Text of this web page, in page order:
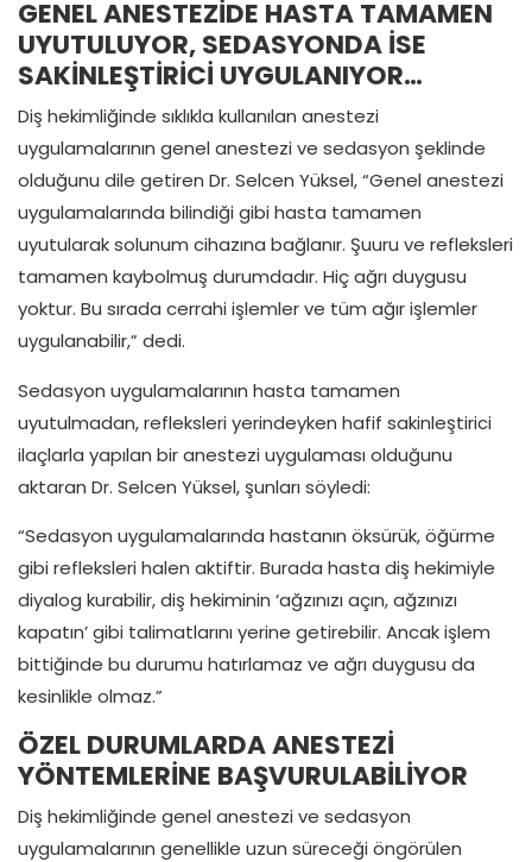
GENEL ANESTEZİDE HASTA TAMAMEN
UYUTULUYOR, SEDASYONDA İSE
SAKİNLEŞTİRİCİ UYGULANIYOR…
Diş hekimliğinde sıklıkla kullanılan anestezi
uygulamalarının genel anestezi ve sedasyon şeklinde
olduğunu dile getiren Dr. Selcen Yüksel, “Genel anestezi
uygulamalarında bilindiği gibi hasta tamamen
uyutularak solunum cihazına bağlanır. Şuuru ve refleksleri
tamamen kaybolmuş durumdadır. Hiç ağrı duygusu
yoktur. Bu sırada cerrahi işlemler ve tüm ağır işlemler
uygulanabilir,” dedi.
Sedasyon uygulamalarının hasta tamamen
uyutulmadan, refleksleri yerindeyken hafif sakinleştirici
ilaçlarla yapılan bir anestezi uygulaması olduğunu
aktaran Dr. Selcen Yüksel, şunları söyledi:
“Sedasyon uygulamalarında hastanın öksürük, öğürme
gibi refleksleri halen aktiftir. Burada hasta diş hekimiyle
diyalog kurabilir, diş hekiminin ‘ağzınızı açın, ağzınızı
kapatın’ gibi talimatlarını yerine getirebilir. Ancak işlem
bittiğinde bu durumu hatırlamaz ve ağrı duygusu da
kesinlikle olmaz.”
ÖZEL DURUMLARDA ANESTEZİ
YÖNTEMLERİNE BAŞVURULABİLİYOR
Diş hekimliğinde genel anestezi ve sedasyon
uygulamalarının genellikle uzun süreceği öngörülen